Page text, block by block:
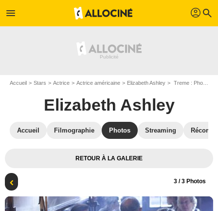
menu profil search
Accueil Stars Actrice Actrice américaine Elizabeth Ashley Treme : Photo Elizabeth Ashley, Steve Zahn
Elizabeth Ashley
Accueil Filmographie Photos Streaming
RETOUR À LA GALERIE
3 / 3 Photos